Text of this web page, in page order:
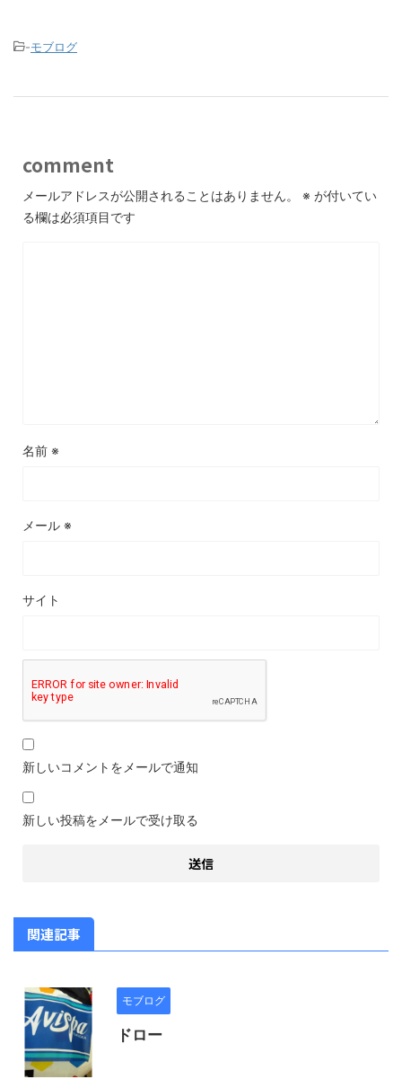
-モブログ
comment
メールアドレスが公開されることはありません。 ※ が付いてい
る欄は必須項目です
名前 ※
メール ※
サイト
新しいコメントをメールで通知
新しい投稿をメールで受け取る
関連記事
モブログ
ドロー